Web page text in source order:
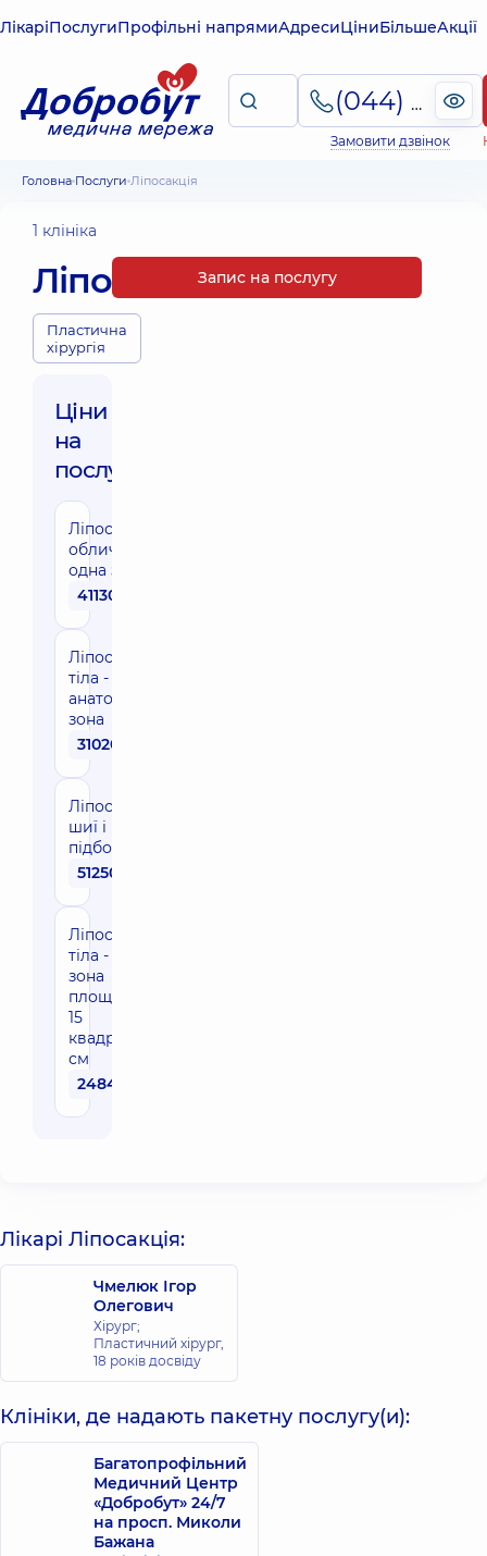
ЛікаріПослугиПрофільні напрямиАдресиЦіниБільшеАкції
(044) 495-2-888
Замовити дзвінок
Головна Послуги Ліпосакція
1 клініка
Ліпосакція
Пластична
хірургія
Ціни
на
послуги:
Ліпосакція
обличчя -
одна зона
41130 грн
Ліпосакція
тіла - одна
анатомічна
зона
31020 грн
Ліпосакція
шиї і
підборіддя
51250 грн
Ліпосакція
тіла - одна
зона
площею до
15
квадратних
см
24840 грн
Запис на послугу
Лікарі Ліпосакція:
Чмелюк Ігор
Олегович
Хірург;
Пластичний хірург,
18 років досвіду
Клініки, де надають пакетну послугу(и):
Багатопрофільний
Медичний Центр
«Добробут» 24/7
на просп. Миколи
Бажана